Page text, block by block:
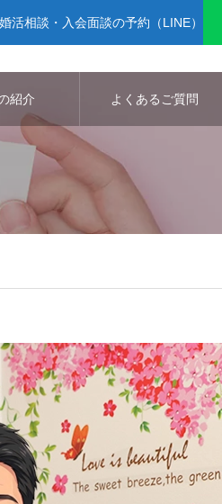
婚活相談・入会面談の予約（LINE）
紹介 よくあるご質問